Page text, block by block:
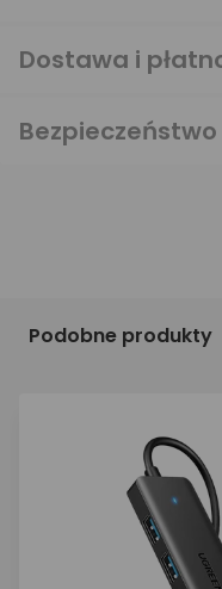
Podobne produkty
Dostawa i
Bezpieczeństwo